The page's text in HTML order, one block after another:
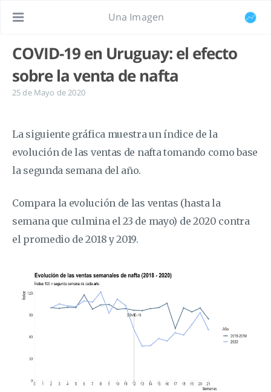
Una Imagen
COVID-19 en Uruguay: el efecto
sobre la venta de nafta
25 de Mayo de 2020
La siguiente gráfica muestra un índice de la
evolución de las ventas de nafta tomando como base
la segunda semana del año.
Compara la evolución de las ventas (hasta la
semana que culmina el 23 de mayo) de 2020 contra
el promedio de 2018 y 2019.